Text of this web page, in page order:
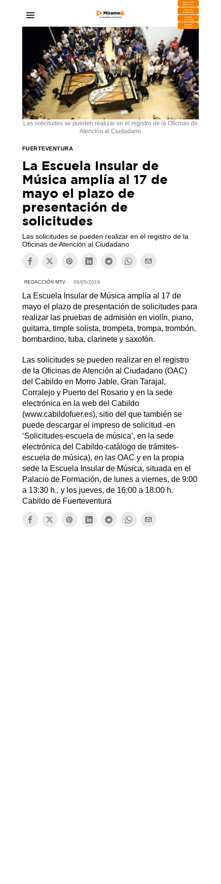
DESCARGA
MIRAPLAY
Buzón de
Sugerencias
Contratar
Publicidad
Contacto
Comercial
Las solicitudes se pueden realizar en el registro de la Oficinas de
Atención al Ciudadano
FUERTEVENTURA
La Escuela Insular de
Música amplía al 17 de
mayo el plazo de
presentación de
solicitudes
Las solicitudes se pueden realizar en el registro de la
Oficinas de Atención al Ciudadano
REDACCIÓN MTV 08/05/2019
La Escuela Insular de Música amplía al 17 de
mayo el plazo de presentación de solicitudes para
realizar las pruebas de admisión en violín, piano,
guitarra, timple solista, trompeta, trompa, trombón,
bombardino, tuba, clarinete y saxofón.
Las solicitudes se pueden realizar en el registro
de la Oficinas de Atención al Ciudadano (OAC)
del Cabildo en Morro Jable, Gran Tarajal,
Corralejo y Puerto del Rosario y en la sede
electrónica en la web del Cabildo
(www.cabildofuer.es), sitio del que también se
puede descargar el impreso de solicitud -en
‘Solicitudes-escuela de música’, en la sede
electrónica del Cabildo-catálogo de trámites-
escuela de música), en las OAC y en la propia
sede la Escuela Insular de Música, situada en el
Palacio de Formación, de lunes a viernes, de 9:00
a 13:30 h., y los jueves, de 16:00 a 18:00 h.
Cabildo de Fuerteventura